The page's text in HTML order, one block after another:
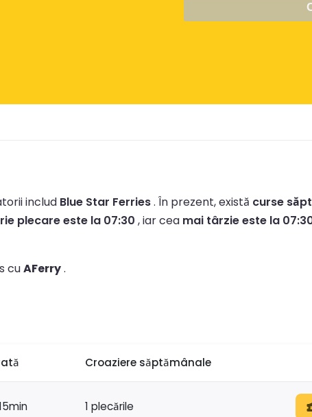
includ Blue Star Ferries. În prezent, există curse
plecare este la 07:30 , iar cea mai târzie este la
cuAFerry.
Croaziere săptămânale
1 plecările